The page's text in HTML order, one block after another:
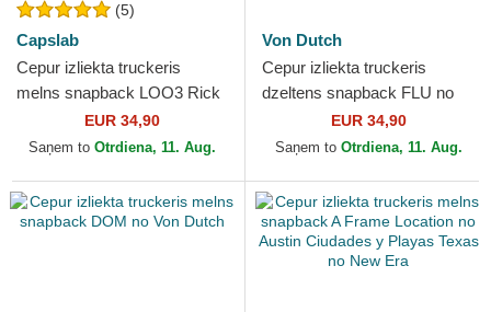
(5)
Capslab
Cepur izliekta truckeris
melns snapback LOO3 Rick
un Morty Riks un Mortijs no
Capslab
EUR 34,90
Saņem to Otrdiena, 11. Aug.
Von Dutch
Cepur izliekta truckeris
dzeltens snapback FLU no
Von DutchEUR 34,90
Saņem to Otrdiena, 11. Aug.